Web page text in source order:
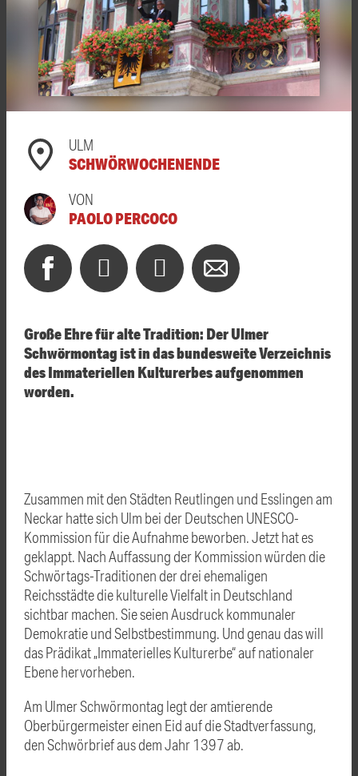
ULM
SCHWÖRWOCHENENDE
VON
PAOLO PERCOCO
Große Ehre für alte Tradition: Der Ulmer
Schwörmontag ist in das bundesweite Verzeichnis
des Immateriellen Kulturerbes aufgenommen
worden.
Zusammen mit den Städten Reutlingen und Esslingen am
Neckar hatte sich Ulm bei der Deutschen UNESCO-
Kommission für die Aufnahme beworben. Jetzt hat es
geklappt. Nach Auffassung der Kommission würden die
Schwörtags-Traditionen der drei ehemaligen
Reichsstädte die kulturelle Vielfalt in Deutschland
sichtbar machen. Sie seien Ausdruck kommunaler
Demokratie und Selbstbestimmung. Und genau das will
das Prädikat „Immaterielles Kulturerbe“ auf nationaler
Ebene hervorheben.
Am Ulmer Schwörmontag legt der amtierende
Oberbürgermeister einen Eid auf die Stadtverfassung,
den Schwörbrief aus dem Jahr 1397 ab.